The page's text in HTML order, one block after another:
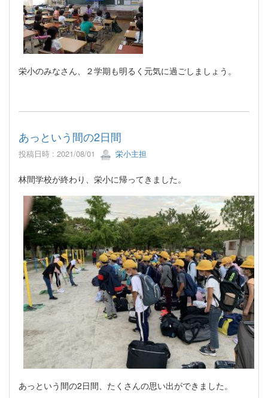
栄小のみなさん、２学期も明るく元気に過ごしましょう。
あっという間の2日間
投稿日時 : 2021/08/01 栄小主担
林間学校が終わり、栄小に帰ってきました。
あっという間の2日間、たくさんの思い出ができました。